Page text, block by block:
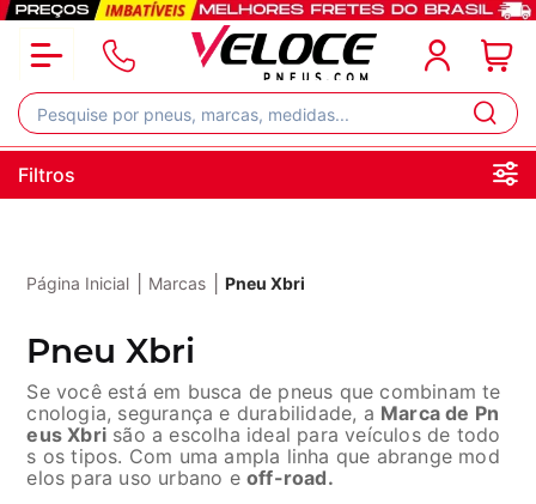
Página Inicial Marcas Pneu Xbri
Filtros
Pneu Xbri
Se você está em busca de pneus que combinam te
cnologia, segurança e durabilidade, a Marca de Pn
eus Xbri são a escolha ideal para veículos de todo
s os tipos. Com uma ampla linha que abrange mod
elos para uso urbano eoff-road.